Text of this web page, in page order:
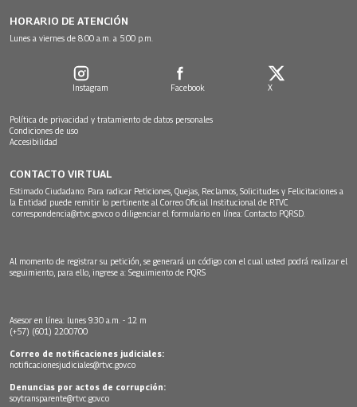
HORARIO DE ATENCIÓN
Lunes a viernes de 8:00 a.m. a 5:00 p.m.
Instagram Facebook X
Política de privacidad y tratamiento de datos personales
Condiciones de uso
Accesibilidad
CONTACTO VIRTUAL
Estimado Ciudadano: Para radicar Peticiones, Quejas, Reclamos, Solicitudes y Felicitaciones a
la Entidad puede remitir lo pertinente al Correo Oficial Institucional de RTVC
correspondencia@rtvc.gov.co o diligenciar el formulario en línea: Contacto PQRSD.
Al momento de registrar su petición, se generará un código con el cual usted podrá realizar el
seguimiento, para ello, ingrese a: Seguimiento de PQRS
Asesor en línea: lunes 9:30 a.m. - 12 m
(+57) (601) 2200700
Correo de notificaciones judiciales:
notificacionesjudiciales@rtvc.gov.co
Denuncias por actos de corrupción:
soytransparente@rtvc.gov.co